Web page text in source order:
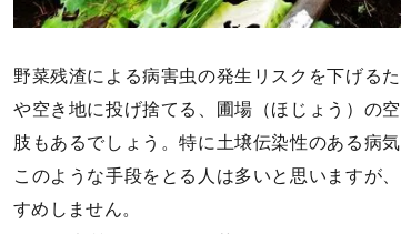
野菜残渣による病害虫の発生リスクを下げる
や空き地に投げ捨てる、圃場（ほじょう）の
肢もあるでしょう。特に土壌伝染性のある病
このような手段をとる人は多いと思いますが
すめしません。